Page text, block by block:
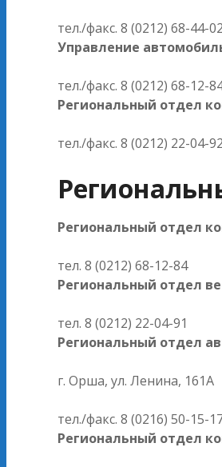
тел./факс. 8 (0212) 68-44-02
Управление
тел./факс. 8 (0212) 68-12-
Региональный отдел
тел./факс. 8 (0212) 22-04-92
Региональный отдел
тел. 8 (0212) 68-12-84
Региональный отдел
тел. 8 (0212) 22-04-91
Региональный отдел
г. Орша, ул. Ленина, 161А
тел./факс. 8 (0216) 50-15-
Региональный отдел